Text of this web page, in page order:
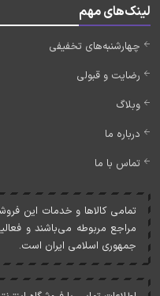
لینک‌های مهم
چهارشنبه‌های تخفیفی
رضایت و قبولی
وبلاگ
درباره ما
تماس با ما
تمامی کالاها و خدمات اين
مراجع مربوطه می‌باشند و
جمهوری اسلامی ايران است.